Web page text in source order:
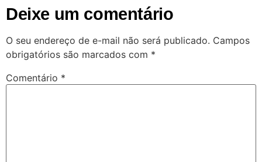
Deixe um comentário
O seu endereço de e-mail não será publicado. Campos
obrigatórios são marcados com *
Comentário *